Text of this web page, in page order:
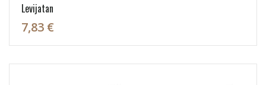
Levijatan
7,83 €